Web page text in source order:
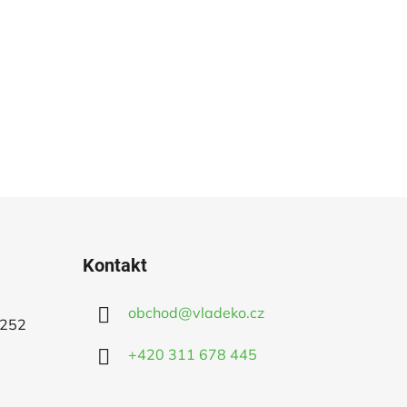
Kontakt
obchod@vladeko.cz
+420 311 678 445